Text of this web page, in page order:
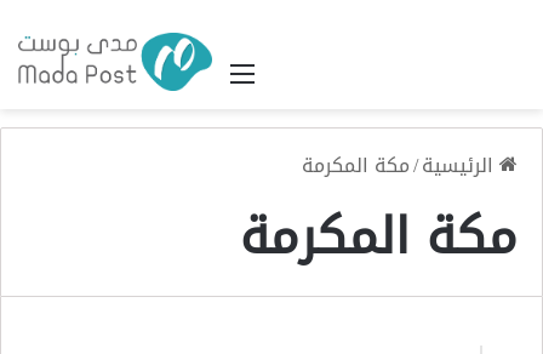
القائمة
الرئيسية/مكة المكرمة
مكة المكرمة